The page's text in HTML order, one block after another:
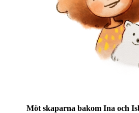
Möt skaparna bakom Ina och